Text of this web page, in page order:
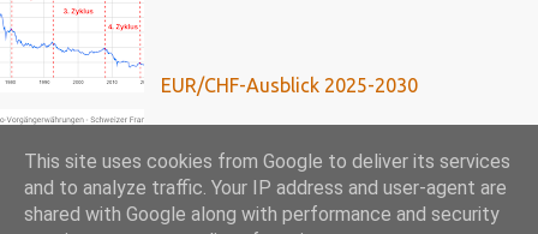
EUR/CHF-Ausblick 2025-2030
This site uses cookies from Google to deliver its services
and to analyze traffic. Your IP address and user-agent are
shared with Google along with performance and security